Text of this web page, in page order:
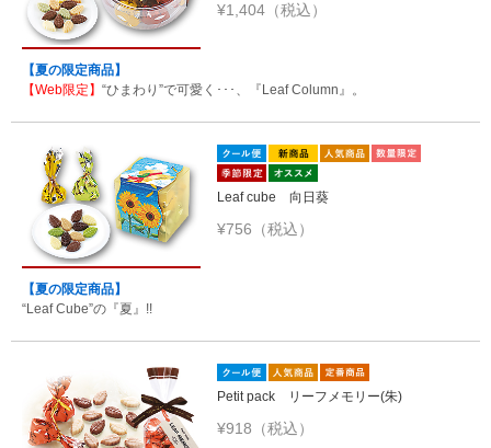
¥1,404（税込）
【夏の限定商品】
【Web限定】 “ひまわり”で可愛く･･･、『Leaf Column』。
Leaf cube 向日葵
¥756（税込）
【夏の限定商品】
“Leaf Cube”の『夏』!!
Petit pack リーフメモリー(朱)
¥918（税込）